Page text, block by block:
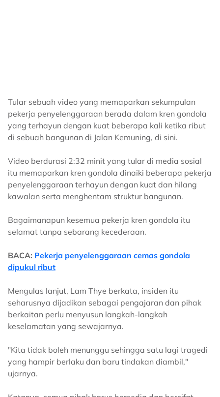
Tular sebuah video yang memaparkan sekumpulan
pekerja penyelenggaraan berada dalam kren gondola
yang terhayun dengan kuat beberapa kali ketika ribut
di sebuah bangunan di Jalan Kemuning, di sini.
Video berdurasi 2:32 minit yang tular di media sosial
itu memaparkan kren gondola dinaiki beberapa pekerja
penyelenggaraan terhayun dengan kuat dan hilang
kawalan serta menghentam struktur bangunan.
Bagaimanapun kesemua pekerja kren gondola itu
selamat tanpa sebarang kecederaan.
BACA: Pekerja penyelenggaraan cemas gondola
dipukul ribut
Mengulas lanjut, Lam Thye berkata, insiden itu
seharusnya dijadikan sebagai pengajaran dan pihak
berkaitan perlu menyusun langkah-langkah
keselamatan yang sewajarnya.
"Kita tidak boleh menunggu sehingga satu lagi tragedi
yang hampir berlaku dan baru tindakan diambil,"
ujarnya.